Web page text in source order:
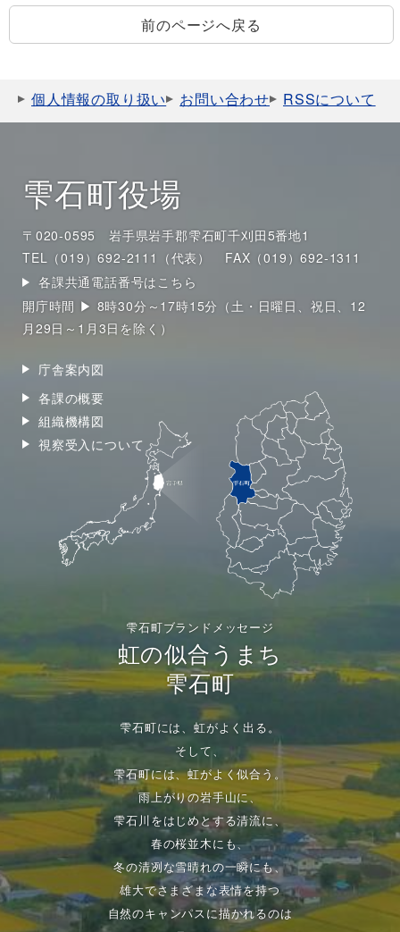
前のページへ戻る
個人情報の取り扱い お問い合わせ RSSについて
雫石町役場
〒020-0595 岩手県岩手郡雫石町千刈田5番地1
TEL（019）692-2111（代表）
FAX（019）692-1311
各課共通電話番号はこちら
開庁時間 ▶ 8時30分～17時15分（土・日曜日、祝日、12
月29日～1月3日を除く）
庁舎案内図
各課の概要
組織機構図
視察受入について
雫石町ブランドメッセージ
虹の似合うまち
雫石町
雫石町には、虹がよく出る。
そして、
雫石町には、虹がよく似合う。
雨上がりの岩手山に、
雫石川をはじめとする清流に、
春の桜並木にも、
冬の清冽な雪晴れの一瞬にも、
雄大でさまざまな表情を持つ
自然のキャンパスに描かれるのは